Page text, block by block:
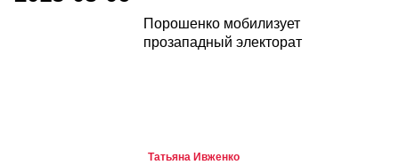
Порошенко мобилизует
прозападный электорат
Татьяна Ивженко